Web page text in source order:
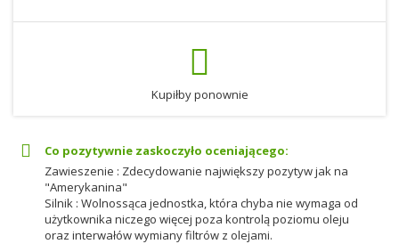
Kupiłby ponownie
Co pozytywnie zaskoczyło oceniającego:
Zawieszenie : Zdecydowanie największy pozytyw jak na
"Amerykanina"
Silnik : Wolnossąca jednostka, która chyba nie wymaga od
użytkownika niczego więcej poza kontrolą poziomu oleju
oraz interwałów wymiany filtrów z olejami.